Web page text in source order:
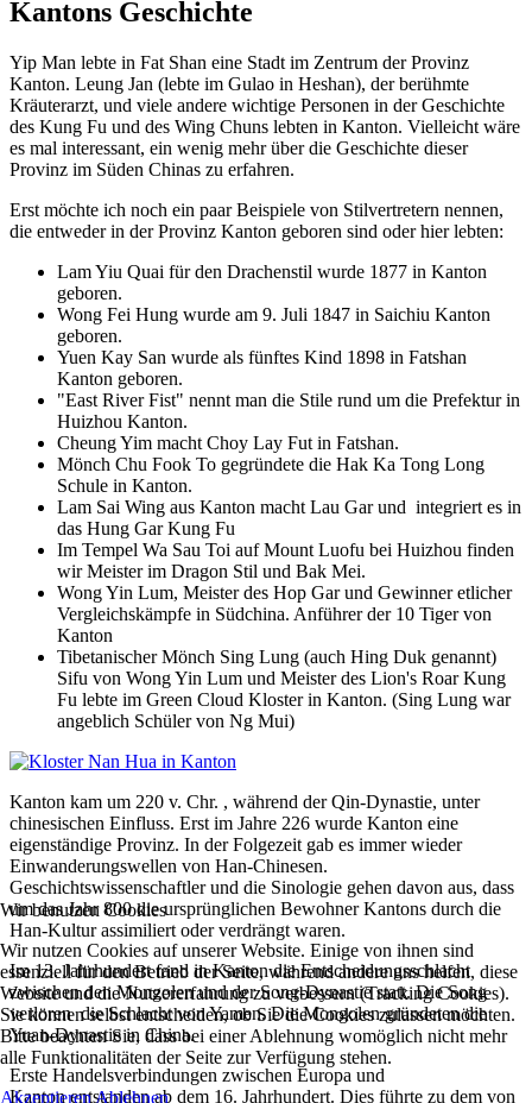
Kantons Geschichte
Yip Man lebte in Fat Shan eine Stadt im Zentrum der Provinz
Kanton. Leung Jan (lebte im Gulao in Heshan), der berühmte
Kräuterarzt, und viele andere wichtige Personen in der Geschichte
des Kung Fu und des Wing Chuns lebten in Kanton. Vielleicht wäre
es mal interessant, ein wenig mehr über die Geschichte dieser
Provinz im Süden Chinas zu erfahren.
Erst möchte ich noch ein paar Beispiele von Stilvertretern nennen,
die entweder in der Provinz Kanton geboren sind oder hier lebten:
Lam Yiu Quai für den Drachenstil wurde 1877 in Kanton
geboren.
Wong Fei Hung wurde am 9. Juli 1847 in Saichiu Kanton
geboren.
Yuen Kay San wurde als fünftes Kind 1898 in Fatshan
Kanton geboren.
"East River Fist" nennt man die Stile rund um die Prefektur in
Huizhou Kanton.
Cheung Yim macht Choy Lay Fut in Fatshan.
Mönch Chu Fook To gegründete die Hak Ka Tong Long
Schule in Kanton.
Lam Sai Wing aus Kanton macht Lau Gar und integriert es in
das Hung Gar Kung Fu
Im Tempel Wa Sau Toi auf Mount Luofu bei Huizhou finden
wir Meister im Dragon Stil und Bak Mei.
Wong Yin Lum, Meister des Hop Gar und Gewinner etlicher
Vergleichskämpfe in Südchina. Anführer der 10 Tiger von
Kanton
Tibetanischer Mönch Sing Lung (auch Hing Duk genannt)
Sifu von Wong Yin Lum und Meister des Lion's Roar Kung
Fu lebte im Green Cloud Kloster in Kanton. (Sing Lung war
angeblich Schüler von Ng Mui)
Kanton kam um 220 v. Chr. , während der Qin-Dynastie, unter
chinesischen Einfluss. Erst im Jahre 226 wurde Kanton eine
eigenständige Provinz. In der Folgezeit gab es immer wieder
Einwanderungswellen von Han-Chinesen.
Geschichtswissenschaftler und die Sinologie gehen davon aus, dass
um das Jahr 800 die ursprünglichen Bewohner Kantons durch die
Han-Kultur assimiliert oder verdrängt waren.
Im 13. Jahrhundert fand in Kanton die Entscheidungsschlacht
zwischen den Mongolen und der Song-Dynastie statt. Die Song
verloren die Schlacht von Yamen. Die Mongolen gründeten die
Yuan-Dynastie in China.
Erste Handelsverbindungen zwischen Europa und
Kanton entstanden ab dem 16. Jahrhundert. Dies führte zu dem von
Wir benutzen Cookies
Wir nutzen Cookies auf unserer Website. Einige von ihnen sind
essenziell für den Betrieb der Seite, während andere uns helfen, diese
Website und die Nutzererfahrung zu verbessern (Tracking Cookies).
Sie können selbst entscheiden, ob Sie die Cookies zulassen möchten.
Bitte beachten Sie, dass bei einer Ablehnung womöglich nicht mehr
alle Funktionalitäten der Seite zur Verfügung stehen.
AkzeptierenAblehnen